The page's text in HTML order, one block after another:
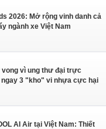
2026: Mở rộng vinh danh cả
ngành xe Việt Nam
vì ung thư đại trực
3 "kho" vi nhựa cực hại
AI Air tại Việt Nam: Thiết